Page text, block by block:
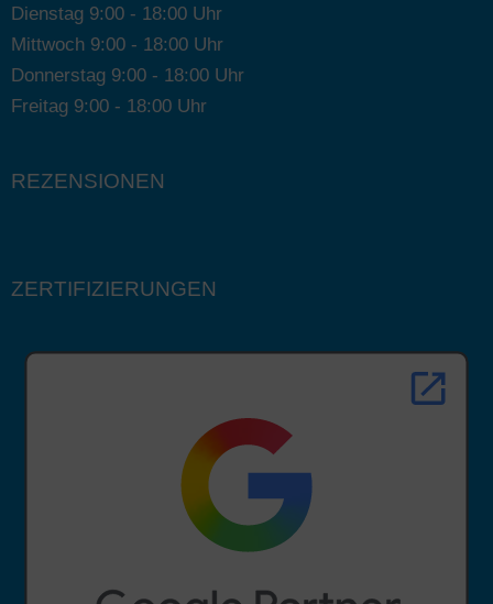
Dienstag 9:00 - 18:00 Uhr
Mittwoch 9:00 - 18:00 Uhr
Donnerstag 9:00 - 18:00 Uhr
Freitag 9:00 - 18:00 Uhr
REZENSIONEN
ZERTIFIZIERUNGEN